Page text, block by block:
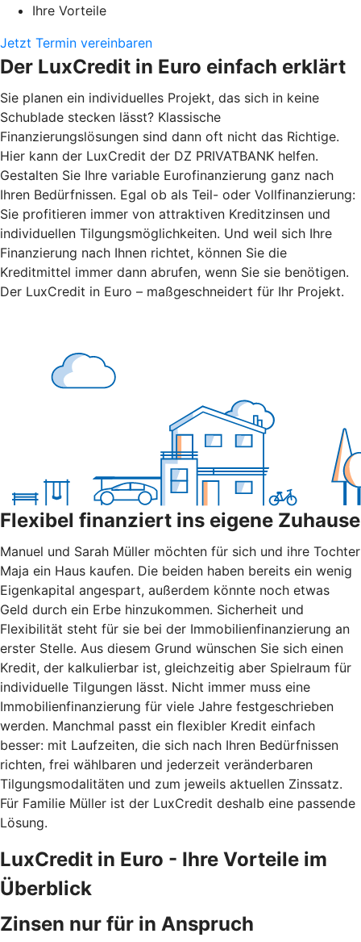
Ihre Vorteile
Jetzt Termin vereinbaren
Der LuxCredit in Euro einfach erklärt
Sie planen ein individuelles Projekt, das sich in keine
Schublade stecken lässt? Klassische
Finanzierungslösungen sind dann oft nicht das Richtige.
Hier kann der LuxCredit der DZ PRIVATBANK helfen.
Gestalten Sie Ihre variable Eurofinanzierung ganz nach
Ihren Bedürfnissen. Egal ob als Teil- oder Vollfinanzierung:
Sie profitieren immer von attraktiven Kreditzinsen und
individuellen Tilgungsmöglichkeiten. Und weil sich Ihre
Finanzierung nach Ihnen richtet, können Sie die
Kreditmittel immer dann abrufen, wenn Sie sie benötigen.
Der LuxCredit in Euro – maßgeschneidert für Ihr Projekt.
Flexibel finanziert ins eigene Zuhause
Manuel und Sarah Müller möchten für sich und ihre Tochter
Maja ein Haus kaufen. Die beiden haben bereits ein wenig
Eigenkapital angespart, außerdem könnte noch etwas
Geld durch ein Erbe hinzukommen. Sicherheit und
Flexibilität steht für sie bei der Immobilienfinanzierung an
erster Stelle. Aus diesem Grund wünschen Sie sich einen
Kredit, der kalkulierbar ist, gleichzeitig aber Spielraum für
individuelle Tilgungen lässt. Nicht immer muss eine
Immobilienfinanzierung für viele Jahre festgeschrieben
werden. Manchmal passt ein flexibler Kredit einfach
besser: mit Laufzeiten, die sich nach Ihren Bedürfnissen
richten, frei wählbaren und jederzeit veränderbaren
Tilgungsmodalitäten und zum jeweils aktuellen Zinssatz.
Für Familie Müller ist der LuxCredit deshalb eine passende
Lösung.
LuxCredit in Euro - Ihre Vorteile im
Überblick
Zinsen nur für in Anspruch